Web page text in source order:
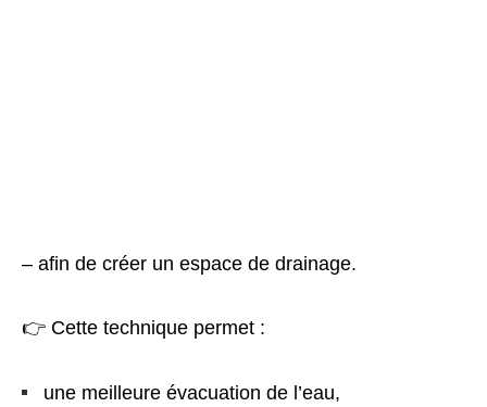
– afin de créer un espace de drainage.
👉 Cette technique permet :
une meilleure évacuation de l’eau,